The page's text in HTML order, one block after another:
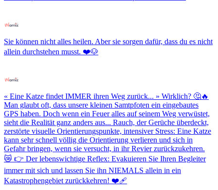
Sie können nicht alles heilen. Aber sie sorgen dafür, dass du es nicht
allein durchstehen musst. ❤️🐶
« Eine Katze findet IMMER ihren Weg zurück... » Wirklich? 🤔🔥
Man glaubt oft, dass unsere kleinen Samtpfoten ein eingebautes
GPS haben. Doch wenn ein Feuer alles auf seinem Weg verwüstet,
sieht die Realität ganz anders aus... Rauch, der Gerüche überdeckt,
zerstörte visuelle Orientierungspunkte, intensiver Stress: Eine Katze
kann sehr schnell völlig die Orientierung verlieren und sich in
Gefahr bringen, wenn sie versucht, in ihr Revier zurückzukehren.
😿 👉 Der lebenswichtige Reflex: Evakuieren Sie Ihren Begleiter
immer mit sich und lassen Sie ihn NIEMALS allein in ein
Katastrophengebiet zurückkehren! ❤️‍🩹